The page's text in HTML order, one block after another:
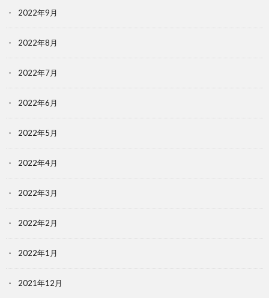
2022年9月
2022年8月
2022年7月
2022年6月
2022年5月
2022年4月
2022年3月
2022年2月
2022年1月
2021年12月